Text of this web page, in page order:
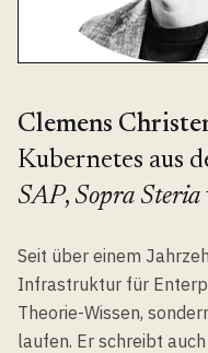
Clemens
Kubernetes aus
SAP, Sopra Steria
Seit über einem
Infrastruktur für
Theorie-Wissen,
laufen. Er schreibt